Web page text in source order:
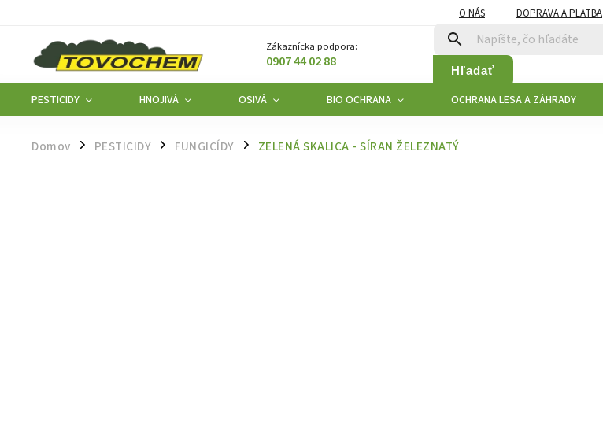
O NÁS DOPRAVA A PLATBA
Zákaznícka podpora:
0907 44 02 88 Hľadať
PESTICIDY HNOJIVÁ OSIVÁ BIO OCHRANA OCHRANA LESA A ZÁHRADY
Domov / PESTICIDY / FUNGICÍDY / ZELENÁ SKALICA - SÍRAN ŽELEZNATÝ